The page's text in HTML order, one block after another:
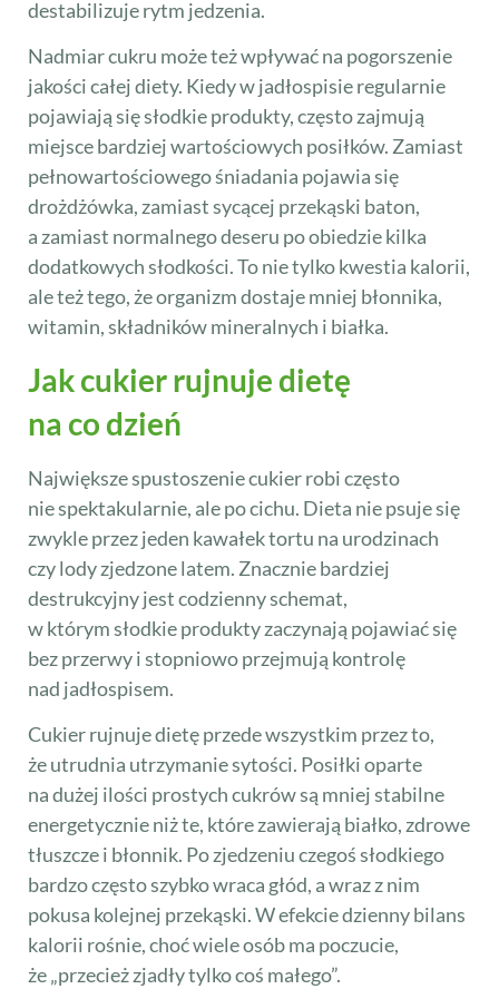
destabilizuje rytm jedzenia.
Nadmiar cukru może też wpływać na pogorszenie
jakości całej diety. Kiedy w jadłospisie regularnie
pojawiają się słodkie produkty, często zajmują
miejsce bardziej wartościowych posiłków. Zamiast
pełnowartościowego śniadania pojawia się
drożdżówka, zamiast sycącej przekąski baton,
a zamiast normalnego deseru po obiedzie kilka
dodatkowych słodkości. To nie tylko kwestia kalorii,
ale też tego, że organizm dostaje mniej błonnika,
witamin, składników mineralnych i białka.
Jak cukier rujnuje dietę
na co dzień
Największe spustoszenie cukier robi często
nie spektakularnie, ale po cichu. Dieta nie psuje się
zwykle przez jeden kawałek tortu na urodzinach
czy lody zjedzone latem. Znacznie bardziej
destrukcyjny jest codzienny schemat,
w którym słodkie produkty zaczynają pojawiać się
bez przerwy i stopniowo przejmują kontrolę
nad jadłospisem.
Cukier rujnuje dietę przede wszystkim przez to,
że utrudnia utrzymanie sytości. Posiłki oparte
na dużej ilości prostych cukrów są mniej stabilne
energetycznie niż te, które zawierają białko, zdrowe
tłuszcze i błonnik. Po zjedzeniu czegoś słodkiego
bardzo często szybko wraca głód, a wraz z nim
pokusa kolejnej przekąski. W efekcie dzienny bilans
kalorii rośnie, choć wiele osób ma poczucie,
że „przecież zjadły tylko coś małego”.